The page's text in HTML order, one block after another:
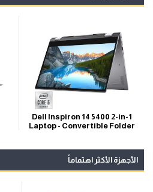
Dell Inspiron 14 5400 2-in-1
Laptop - Convertible Folder
الأجهزة الأكثر اهتماماً